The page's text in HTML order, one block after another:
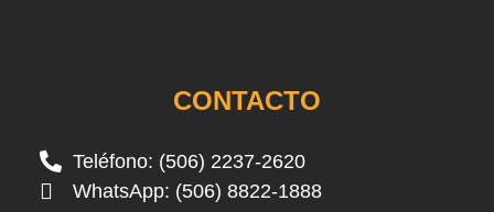
CONTACTO
Teléfono: (506) 2237-2620
WhatsApp: (506) 8822-1888